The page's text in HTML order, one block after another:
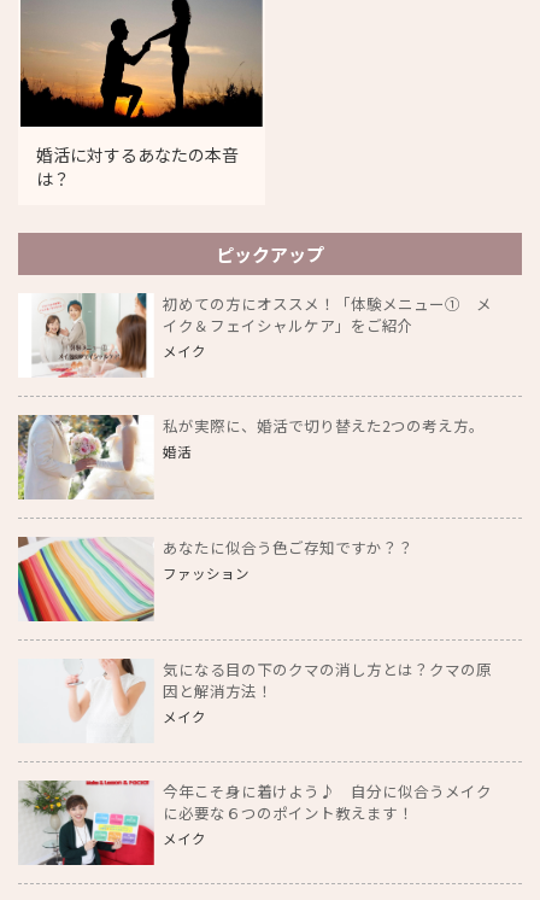
婚活に対するあなたの本音
は？
ピックアップ
初めての方にオススメ！「体験メニュー① メ
イク＆フェイシャルケア」をご紹介
メイク
私が実際に、婚活で切り替えた2つの考え方。
婚活
あなたに似合う色ご存知ですか？？
ファッション
気になる目の下のクマの消し方とは？クマの原
因と解消方法！
メイク
今年こそ身に着けよう♪ 自分に似合うメイク
に必要な６つのポイント教えます！
メイク